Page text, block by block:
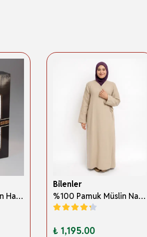
%100 Pamuk Müslin Hac İhramı – Hafif; Dikişsiz ve Antibakteriyel
Bilenler
%100 Pamuk Müslin Namaz Elbisesi Yandan Bağlamalı -Terletmeyen Rahat Kumaş, 36-48 Beden, İbadet Kıyafeti
₺ 1,195.00